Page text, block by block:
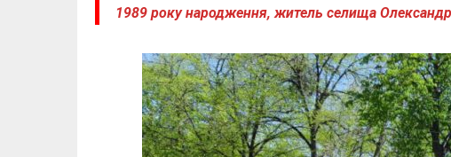
1989 року народження, житель селища